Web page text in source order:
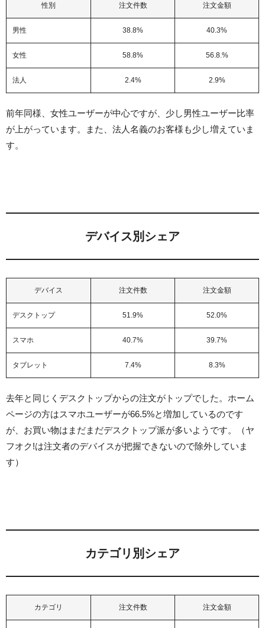
性別 注文件数 注文金額
男性 38.8% 40.3%
女性 58.8% 56.8.%
法人 2.4% 2.9%
前年同様、女性ユーザーが中心ですが、少し男性ユーザー比率
が上がっています。また、法人名義のお客様も少し増えていま
す。
デバイス別シェア
デバイス 注文件数 注文金額
デスクトップ 51.9% 52.0%
スマホ 40.7% 39.7%
タブレット 7.4% 8.3%
去年と同じくデスクトップからの注文がトップでした。ホーム
ページの方はスマホユーザーが66.5%と増加しているのです
が、お買い物はまだまだデスクトップ派が多いようです。（ヤ
フオク!は注文者のデバイスが把握できないので除外していま
す）
カテゴリ別シェア
カテゴリ 注文件数 注文金額